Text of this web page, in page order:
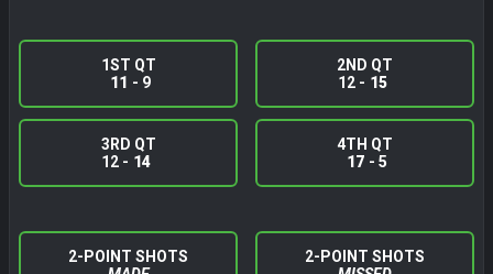
1ST QT
11 - 9
2ND QT
12 - 15
3RD QT
12 - 14
4TH QT
17 - 5
2-POINT SHOTS
2-POINT SHOTS